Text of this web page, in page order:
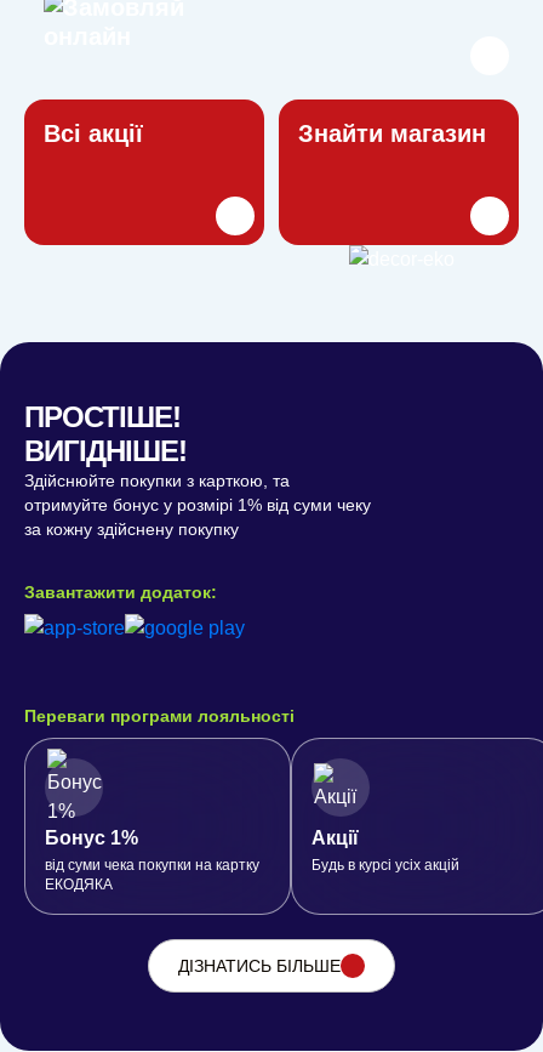
Всі акції Знайти магазин
ПРОСТІШЕ!
ВИГІДНІШЕ!
Здійснюйте покупки з карткою, та
отримуйте бонус у розмірі 1% від суми чеку
за кожну здійснену покупку
ДІЗНАТИСЬ БІЛЬШЕ
Завантажити додаток:
Переваги програми лояльності
Бонус 1%
від суми чека покупки на картку
ЕКОДЯКА
Акції
Будь в курсі усіх акцій